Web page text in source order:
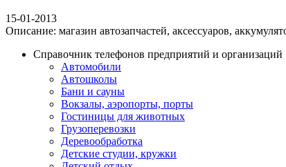
15-01-2013
Описание: магазин автозапчастей, аксессуаров,
Справочник телефонов предприятий и организаций
Автомобили
Автошколы
Бани и сауны
Вокзалы, аэропорты, порты
Гостиницы для животных
Грузоперевозки
Деревообработка
Детские студии, кружки